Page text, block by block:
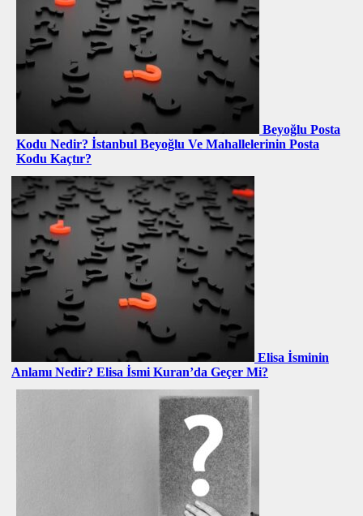
Beyoğlu Posta
Kodu Nedir? İstanbul Beyoğlu Ve Mahallelerinin Posta
Kodu Kaçtır?
Elisa İsminin
Anlamı Nedir? Elisa İsmi Kuran’da Geçer Mi?